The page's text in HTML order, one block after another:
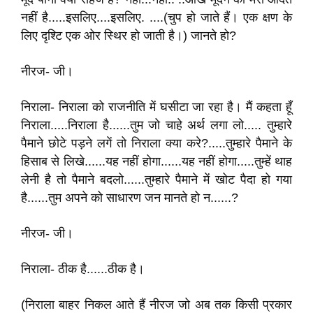
नहीं है.....इसलिए....इसलिए. ....(चुप हो जाते हैं। एक क्षण के
लिए दृश्टि एक ओर स्थिर हो जाती है।) जानते हो?
नीरज- जी।
निराला- निराला को राजनीति में घसीटा जा रहा है। मैं कहता हूँ
निराला.....निराला है......तुम जो चाहे अर्थ लगा लो..... तुम्हारे
पैमाने छोटे पड़ने लगें तो निराला क्या करे?.....तुम्हारे पैमाने के
हिसाब से लिखे......यह नहीं होगा......यह नहीं होगा.....तुम्हें थाह
लेनी है तो पैमाने बदलो......तुम्हारे पैमाने में खोट पैदा हो गया
है......तुम अपने को साधारण जन मानते हो न......?
नीरज- जी।
निराला- ठीक है......ठीक है।
(निराला बाहर निकल आते हैं नीरज जो अब तक किसी प्रकार